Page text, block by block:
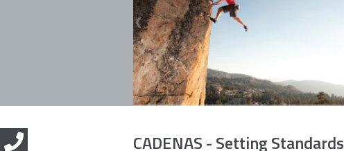
CADENAS - Setting Standards